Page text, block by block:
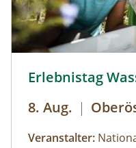
Uhr): Erwachsene: €
bis 15 Jahre: €
Personen): € 12,00
Erlebnistag
8. Aug. |
Veranstalter: